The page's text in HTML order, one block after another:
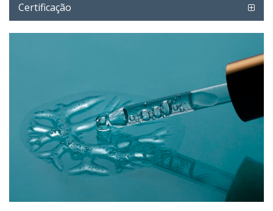
Certificação